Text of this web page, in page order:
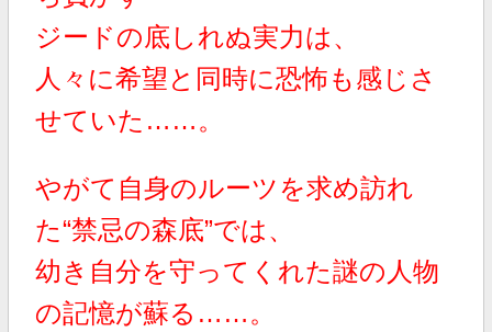
ジードの底しれぬ実力は、
人々に希望と同時に恐怖も感じさ
せていた……。
やがて自身のルーツを求め訪れ
た“禁忌の森底”では、
幼き自分を守ってくれた謎の人物
の記憶が蘇る……。